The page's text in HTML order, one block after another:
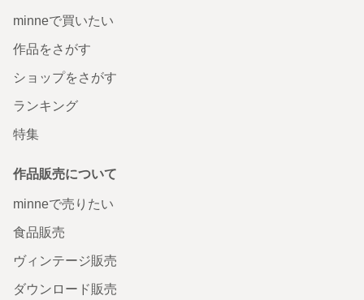
minneで買いたい
作品をさがす
ショップをさがす
ランキング
特集
作品販売について
minneで売りたい
食品販売
ヴィンテージ販売
ダウンロード販売